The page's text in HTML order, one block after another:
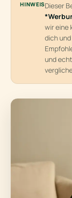
HINWEISDieser
wir eine
dich
und